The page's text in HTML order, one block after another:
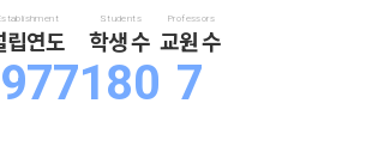
립연도
Students
학생 수
180
Professors
교원 수
7